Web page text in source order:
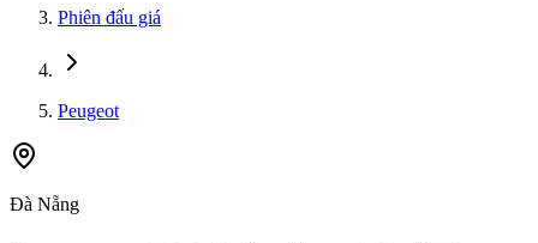
Phiên đấu giá
Peugeot
Đà Nẵng